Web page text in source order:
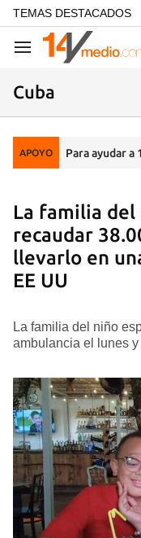
common.go-to-content
TEMAS DESTACADOS
Navegación
Cuba
APOYO Para ayudar a
La familia
recaudar
llevarlo en
EE UU
La familia del niño
ambulancia el lunes